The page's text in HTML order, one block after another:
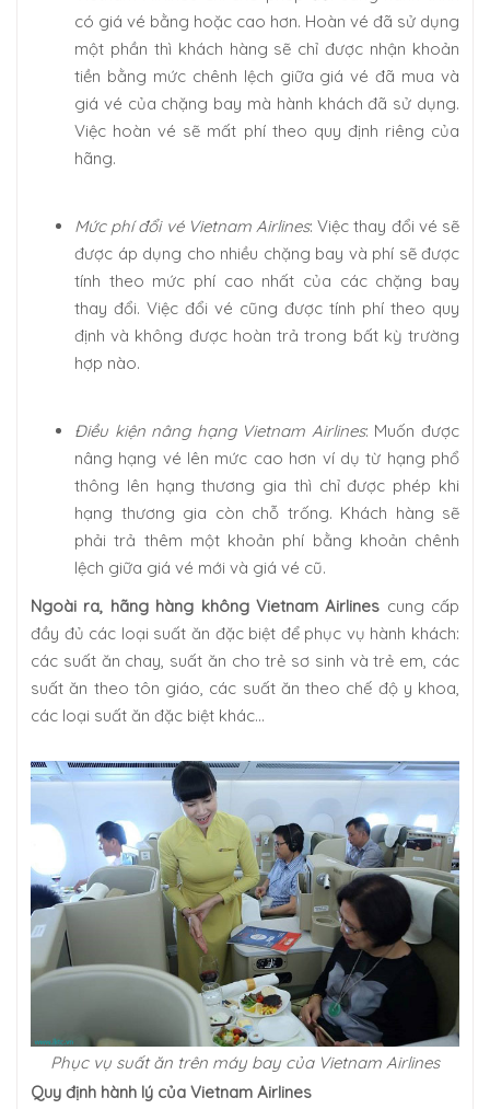
có giá vé bằng hoặc cao hơn. Hoàn vé đã sử dụng
một phần thì khách hàng sẽ chỉ được nhận khoản
tiền bằng mức chênh lệch giữa giá vé đã mua và
giá vé của chặng bay mà hành khách đã sử dụng.
Việc hoàn vé sẽ mất phí theo quy định riêng của
hãng.
Mức phí đổi vé Vietnam Airlines: Việc thay đổi vé sẽ
được áp dụng cho nhiều chặng bay và phí sẽ được
tính theo mức phí cao nhất của các chặng bay
thay đổi. Việc đổi vé cũng được tính phí theo quy
định và không được hoàn trả trong bất kỳ trường
hợp nào.
Điều kiện nâng hạng Vietnam Airlines: Muốn được
nâng hạng vé lên mức cao hơn ví dụ từ hạng phổ
thông lên hạng thương gia thì chỉ được phép khi
hạng thương gia còn chỗ trống. Khách hàng sẽ
phải trả thêm một khoản phí bằng khoản chênh
lệch giữa giá vé mới và giá vé cũ.
Ngoài ra, hãng hàng không Vietnam Airlines cung cấp
đầy đủ các loại suất ăn đặc biệt để phục vụ hành khách:
các suất ăn chay, suất ăn cho trẻ sơ sinh và trẻ em, các
suất ăn theo tôn giáo, các suất ăn theo chế độ y khoa,
các loại suất ăn đặc biệt khác…
Phục vụ suất ăn trên máy bay của Vietnam Airlines
Quy định hành lý của Vietnam Airlines